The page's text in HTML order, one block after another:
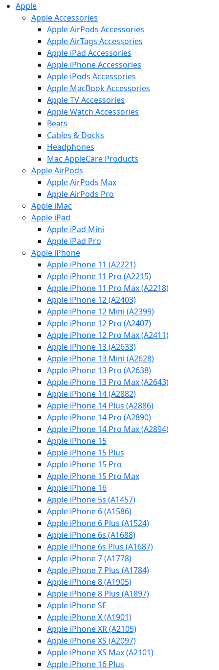
Apple
Apple Accessories
Apple AirPods Accessories
Apple AirTags Accessories
Apple iPad Accessories
Apple iPhone Accessories
Apple iPods Accessories
Apple MacBook Accessories
Apple TV Accessories
Apple Watch Accessories
Beats
Cables & Docks
Headphones
Mac AppleCare Products
Apple AirPods
Apple AirPods Max
Apple AirPods Pro
Apple iMac
Apple iPad
Apple iPad Mini
Apple iPad Pro
Apple iPhone
Apple iPhone 11 (A2221)
Apple iPhone 11 Pro (A2215)
Apple iPhone 11 Pro Max (A2218)
Apple iPhone 12 (A2403)
Apple iPhone 12 Mini (A2399)
Apple iPhone 12 Pro (A2407)
Apple iPhone 12 Pro Max (A2411)
Apple iPhone 13 (A2633)
Apple iPhone 13 Mini (A2628)
Apple iPhone 13 Pro (A2638)
Apple iPhone 13 Pro Max (A2643)
Apple iPhone 14 (A2882)
Apple iPhone 14 Plus (A2886)
Apple iPhone 14 Pro (A2890)
Apple iPhone 14 Pro Max (A2894)
Apple iPhone 15
Apple iPhone 15 Plus
Apple iPhone 15 Pro
Apple iPhone 15 Pro Max
Apple iPhone 16
Apple iPhone 5s (A1457)
Apple iPhone 6 (A1586)
Apple iPhone 6 Plus (A1524)
Apple iPhone 6s (A1688)
Apple iPhone 6s Plus (A1687)
Apple iPhone 7 (A1778)
Apple iPhone 7 Plus (A1784)
Apple iPhone 8 (A1905)
Apple iPhone 8 Plus (A1897)
Apple iPhone SE
Apple iPhone X (A1901)
Apple iPhone XR (A2105)
Apple iPhone XS (A2097)
Apple iPhone XS Max (A2101)
Apple iPhone 16 Plus